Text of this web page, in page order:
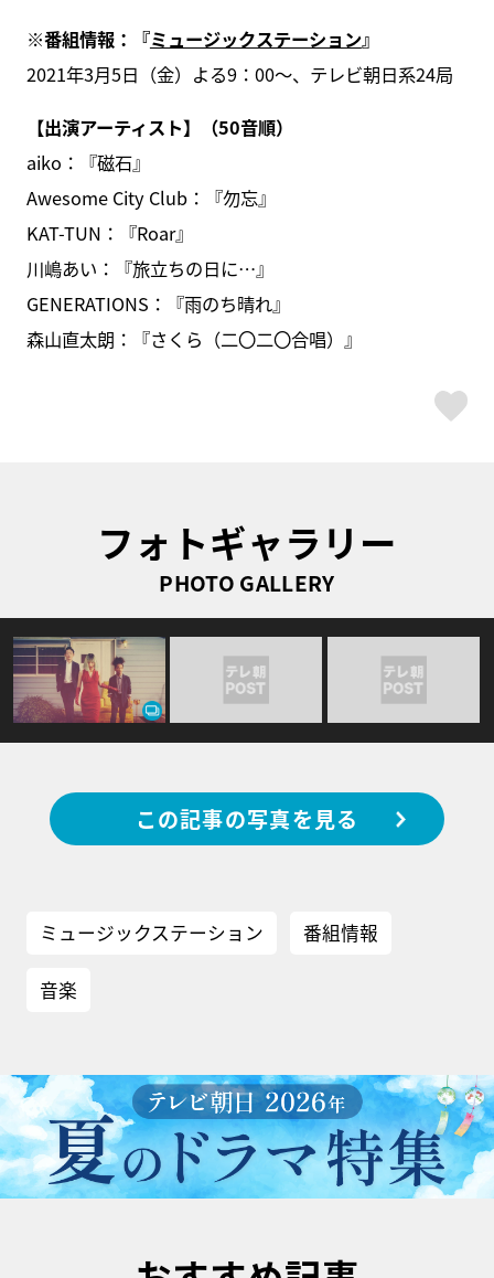
※番組情報：『ミュージックステーション』
2021年3月5日（金）よる9：00～、テレビ朝日系24局
【出演アーティスト】（50音順）
aiko：『磁石』
Awesome City Club：『勿忘』
KAT-TUN：『Roar』
川嶋あい：『旅立ちの日に…』
GENERATIONS：『雨のち晴れ』
森山直太朗：『さくら（二〇二〇合唱）』
フォトギャラリー
PHOTO GALLERY
この記事の写真を見る
ミュージックステーション 番組情報
音楽